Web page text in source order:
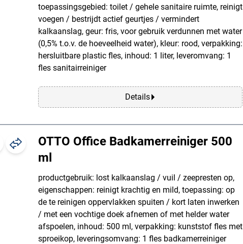
toepassingsgebied: toilet / gehele sanitaire ruimte, reinigt
voegen / bestrijdt actief geurtjes / vermindert
kalkaanslag, geur: fris, voor gebruik verdunnen met water
(0,5% t.o.v. de hoeveelheid water), kleur: rood, verpakking:
hersluitbare plastic fles, inhoud: 1 liter, leveromvang: 1
fles sanitairreiniger
Details
OTTO Office Badkamerreiniger 500
ml
productgebruik: lost kalkaanslag / vuil / zeepresten op,
eigenschappen: reinigt krachtig en mild, toepassing: op
de te reinigen oppervlakken spuiten / kort laten inwerken
/ met een vochtige doek afnemen of met helder water
afspoelen, inhoud: 500 ml, verpakking: kunststof fles met
sproeikop, leveringsomvang: 1 fles badkamerreiniger